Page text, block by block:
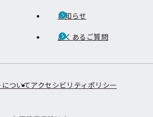
お知らせ
よくあるご質問
ついてアクセシビリティポリシー